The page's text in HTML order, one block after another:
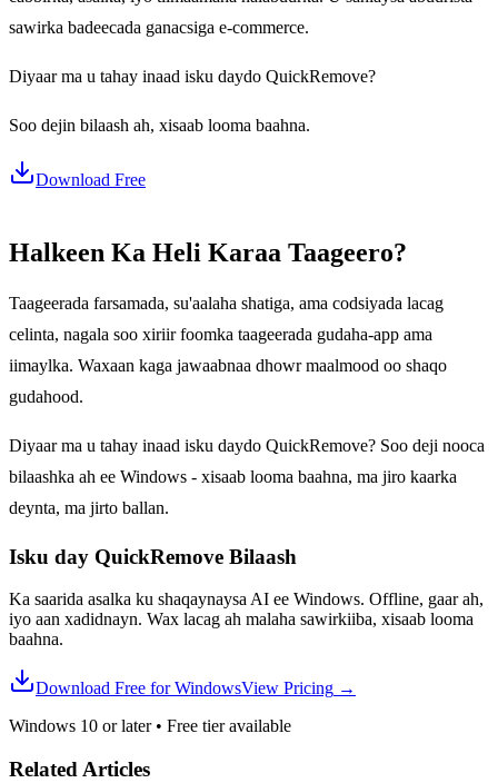
sawirka badeecada ganacsiga e-commerce.
Diyaar ma u tahay inaad isku daydo QuickRemove?
Soo dejin bilaash ah, xisaab looma baahna.
Download Free
Halkeen Ka Heli Karaa Taageero?
Taageerada farsamada, su'aalaha shatiga, ama codsiyada lacag
celinta, nagala soo xiriir foomka taageerada gudaha-app ama
iimaylka. Waxaan kaga jawaabnaa dhowr maalmood oo shaqo
gudahood.
Diyaar ma u tahay inaad isku daydo QuickRemove? Soo deji nooca
bilaashka ah ee Windows - xisaab looma baahna, ma jiro kaarka
deynta, ma jirto ballan.
Isku day QuickRemove Bilaash
Ka saarida asalka ku shaqaynaysa AI ee Windows. Offline, gaar ah,
iyo aan xadidnayn. Wax lacag ah malaha sawirkiiba, xisaab looma
baahna.
Download Free for WindowsView Pricing →
Windows 10 or later• Free tier available
Related Articles